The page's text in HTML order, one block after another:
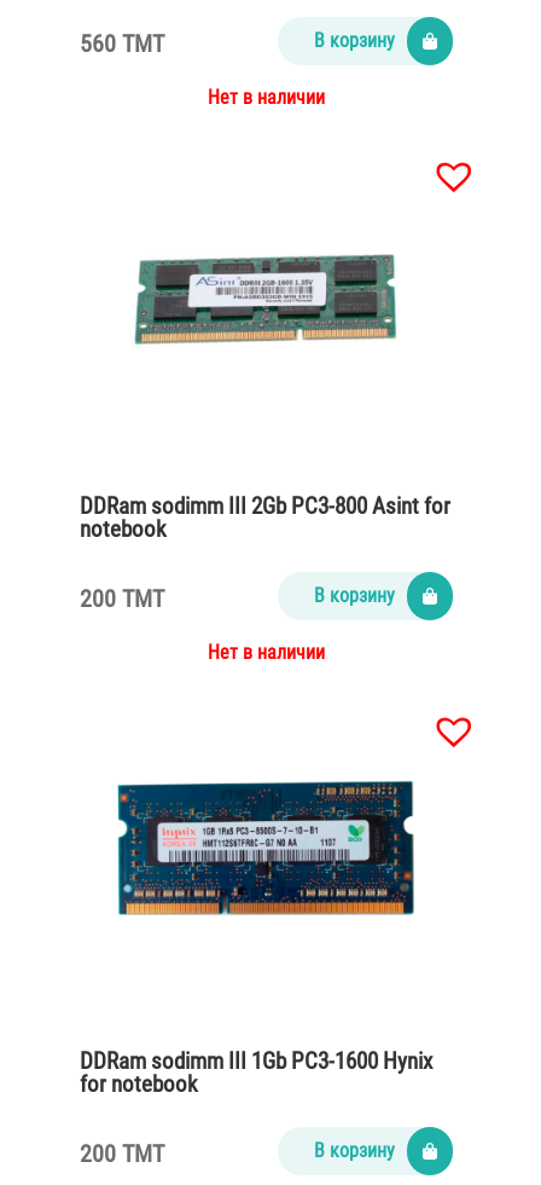
560 TMT В корзину
Нет в наличии
DDRam sodimm III 2Gb PC3-800 Asint for
notebook
200 TMT В корзину
Нет в наличии
DDRam sodimm III 1Gb PC3-1600 Hynix
for notebook
200 TMT В корзину